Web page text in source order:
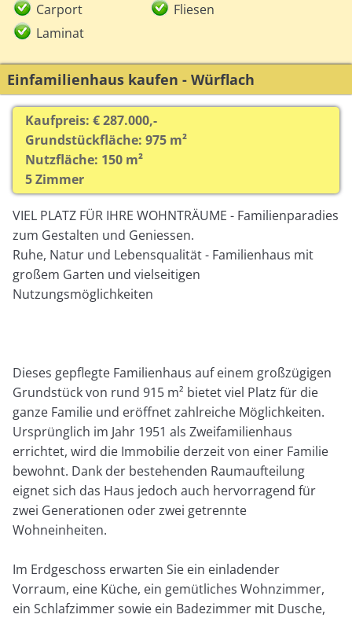
Carport
Fliesen
Laminat
Einfamilienhaus kaufen - Würflach
Kaufpreis: € 287.000,-
Grundstückfläche: 975 m²
Nutzfläche: 150 m²
5 Zimmer
VIEL PLATZ FÜR IHRE WOHNTRÄUME - Familienparadies
zum Gestalten und Geniessen.
Ruhe, Natur und Lebensqualität - Familienhaus mit
großem Garten und vielseitigen
Nutzungsmöglichkeiten
Dieses gepflegte Familienhaus auf einem großzügigen
Grundstück von rund 915 m² bietet viel Platz für die
ganze Familie und eröffnet zahlreiche Möglichkeiten.
Ursprünglich im Jahr 1951 als Zweifamilienhaus
errichtet, wird die Immobilie derzeit von einer Familie
bewohnt. Dank der bestehenden Raumaufteilung
eignet sich das Haus jedoch auch hervorragend für
zwei Generationen oder zwei getrennte
Wohneinheiten.
Im Erdgeschoss erwarten Sie ein einladender
Vorraum, eine Küche, ein gemütliches Wohnzimmer,
ein Schlafzimmer sowie ein Badezimmer mit Dusche,